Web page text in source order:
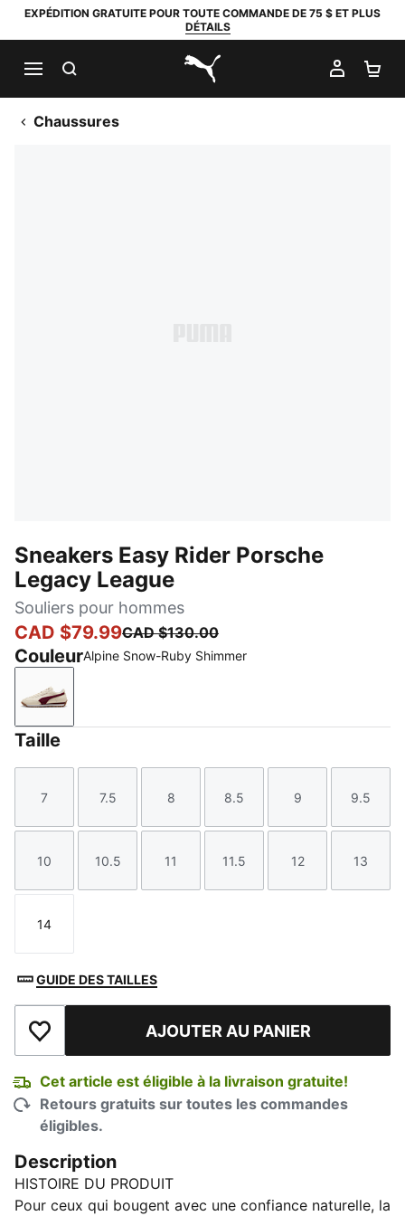
EXPÉDITION GRATUITE POUR TOUTE COMMANDE DE 75 $ ET PLUS
DÉTAILS
PUMA.com
MON
Chaussures
Sneakers Easy Rider Porsche
Legacy League
Souliers pour hommes
CAD $79.99CAD $130.00
CouleurAlpine Snow-Ruby Shimmer
Alpine Snow-Ruby Shimmer
Taille
Taille
7
Taille
7.5
Taille
8
Taille
8.5
Taille
9
Taille
9.5
Taille
10
Taille
10.5
Taille
11
Taille
11.5
Taille
12
Taille
13
Taille
14
GUIDE DES TAILLES
Ajouter à la liste de souhaits
AJOUTER AU PANIER
Cet article est éligible à la livraison gratuite!
Retours gratuits sur toutes les commandes
éligibles.
Description
HISTOIRE DU PRODUIT
Pour ceux qui bougent avec une confiance naturelle, la